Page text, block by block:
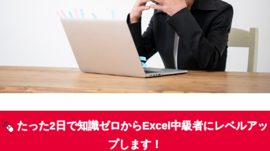
たった2日で知識ゼロからExcel中級者にレベルアッ
プします！